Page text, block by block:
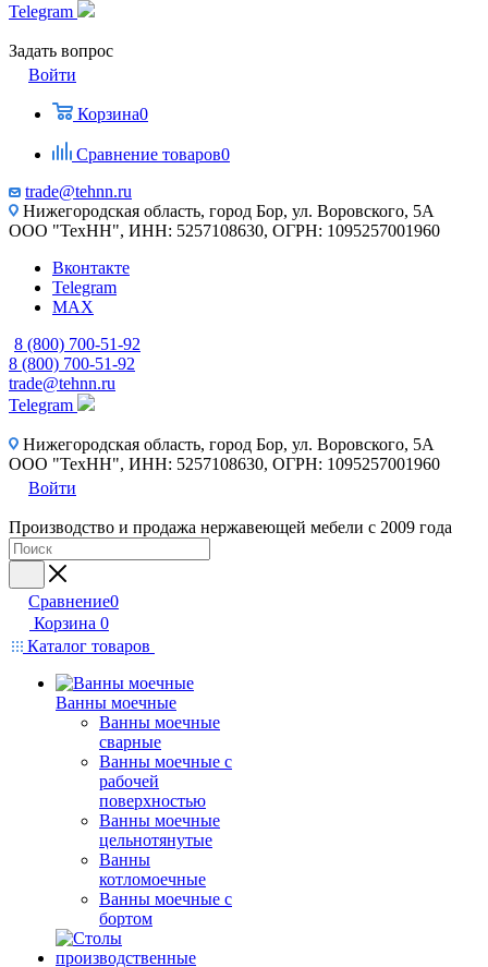
Telegram
Задать вопрос
Войти
Корзина0
Сравнение товаров0
trade@tehnn.ru
Нижегородская область, город Бор, ул. Воровского, 5А
ООО "ТехНН", ИНН: 5257108630, ОГРН: 1095257001960
Вконтакте
Telegram
MAX
8 (800) 700-51-92
8 (800) 700-51-92
trade@tehnn.ru
Telegram
Нижегородская область, город Бор, ул. Воровского, 5А
ООО "ТехНН", ИНН: 5257108630, ОГРН: 1095257001960
Войти
Производство и продажа нержавеющей мебели с 2009 года
Сравнение0
Корзина 0
Каталог товаров
Ванны моечные
Ванны моечные
сварные
Ванны моечные с
рабочей
поверхностью
Ванны моечные
цельнотянутые
Ванны
котломоечные
Ванны моечные с
бортом